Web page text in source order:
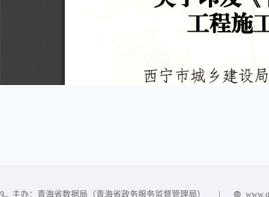
主办：青海省数据局（青海省政务服务监督管理局）